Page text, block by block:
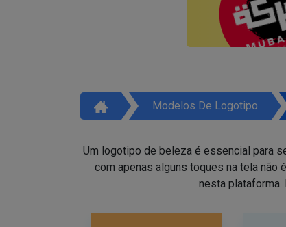
Modelos De Logotipo
Um logotipo de beleza é essencial para
com apenas alguns toques na tela
nesta